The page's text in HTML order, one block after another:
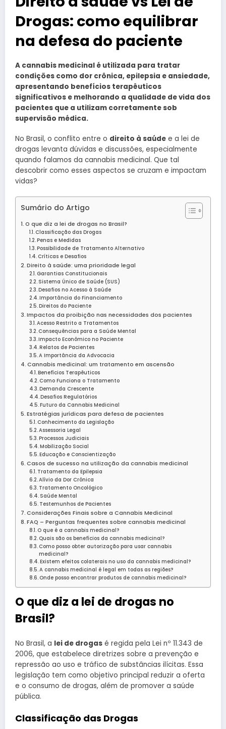
Drogas: como equilibrar
na defesa do paciente
A cannabis medicinal é utilizada para tratar
condições como dor crônica, epilepsia e ansiedade,
apresentando benefícios terapêuticos
significativos e melhorando a qualidade de vida dos
pacientes que a utilizam corretamente sob
supervisão médica.
No Brasil, o conflito entre o direito à saúde e a lei de
drogas levanta dúvidas e discussões, especialmente
quando falamos da cannabis medicinal. Que tal
descobrir como esses aspectos se cruzam e impactam
vidas?
Sumário do Artigo
O que diz a lei de drogas no Brasil?
Classificação das Drogas
Penas e Medidas
Possibilidade de Tratamento Alternativo
Críticas e Desafios
Direito à saúde: uma prioridade legal
Garantias Constitucionais
Sistema Único de Saúde (SUS)
Desafios no Acesso à Saúde
Importância do Financiamento
Direitos do Paciente
Impactos da proibição nas necessidades dos pacientes
Acesso Restrito a Tratamentos
Consequências para a Saúde Mental
Impacto Econômico no Paciente
Relatos de Pacientes
A Importância da Advocacia
Cannabis medicinal: um tratamento em ascensão
Benefícios Terapêuticos
Como Funciona o Tratamento
Demanda Crescente
Desafios Regulatórios
Futuro da Cannabis Medicinal
Estratégias jurídicas para defesa de pacientes
Conhecimento da Legislação
Assessoria Legal
Processos Judiciais
Mobilização Social
Educação e Conscientização
Casos de sucesso na utilização da cannabis medicinal
Tratamento da Epilepsia
Alívio da Dor Crônica
Tratamento Oncológico
Saúde Mental
Testemunhos de Pacientes
Considerações Finais sobre a Cannabis Medicinal
FAQ – Perguntas frequentes sobre cannabis medicinal
O que é a cannabis medicinal?
Quais são os benefícios da cannabis medicinal?
Como posso obter autorização para usar cannabis
medicinal?
Existem efeitos colaterais no uso da cannabis medicinal?
A cannabis medicinal é legal em todas as regiões?
Onde posso encontrar produtos de cannabis medicinal?
O que diz a lei de drogas no
Brasil?
No Brasil, a lei de drogas é regida pela Lei nº 11.343 de
2006, que estabelece diretrizes sobre a prevenção e
repressão ao uso e tráfico de substâncias ilícitas. Essa
legislação tem como objetivo principal reduzir a oferta
e o consumo de drogas, além de promover a saúde
pública.
Classificação das Drogas